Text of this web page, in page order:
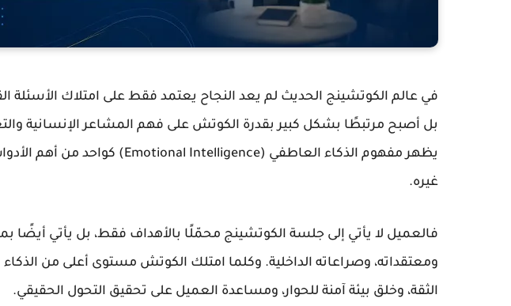
في عالم الكوتشينج الحديث لم يعد النجاح يعتمد فقط على امتلاك الأسئلة
بل أصبح مرتبطًا بشكل كبير بقدرة الكوتش على فهم المشاعر الإنسانية
يظهر مفهوم الذكاء العاطفي (Emotional Intelligence)
كواحد من أهم
غيره.
فالعميل لا يأتي إلى جلسة الكوتشينج محمّلًا بالأهداف فقط، بل يأتي أيضًا
ومعتقداته، وصراعاته الداخلية. وكلما امتلك الكوتش مستوى أعلى من الذكاء
الثقة، وخلق بيئة آمنة للحوار، ومساعدة العميل على تحقيق التحول الحقيقي.